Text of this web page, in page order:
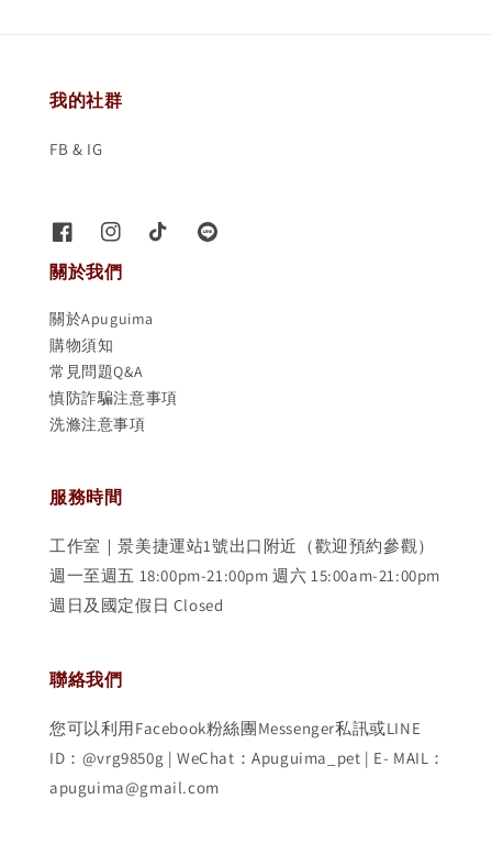
我的社群
FB & IG
關於我們
關於Apuguima
購物須知
常見問題Q&A
慎防詐騙注意事項
洗滌注意事項
服務時間
工作室｜景美捷運站1號出口附近（歡迎預約參觀）
週一至週五 18:00pm-21:00pm 週六 15:00am-21:00pm
週日及國定假日 Closed
聯絡我們
您可以利用Facebook粉絲團Messenger私訊或LINE
ID：@vrg9850g | WeChat：Apuguima_pet | E- MAIL：
apuguima@gmail.com